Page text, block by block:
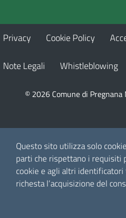
Questo sito utilizza solo
parti che rispettano i requisiti
cookie e agli altri identificatori
richesta l’acquisizione del
Privacy Cookie Policy
Note Legali Whistleblowing
© 2026 Comune di